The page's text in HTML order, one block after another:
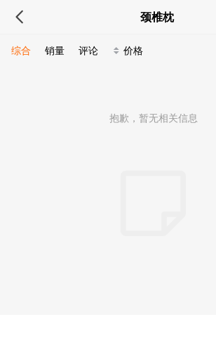
颈椎枕
综合 销量 评论 价格
抱歉，暂无相关信息